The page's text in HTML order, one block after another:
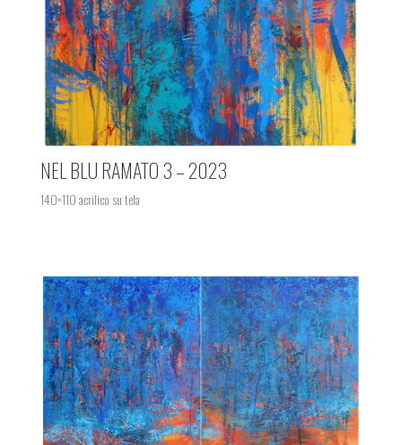
NEL BLU RAMATO 3 – 2023
140×110 acrilico su tela